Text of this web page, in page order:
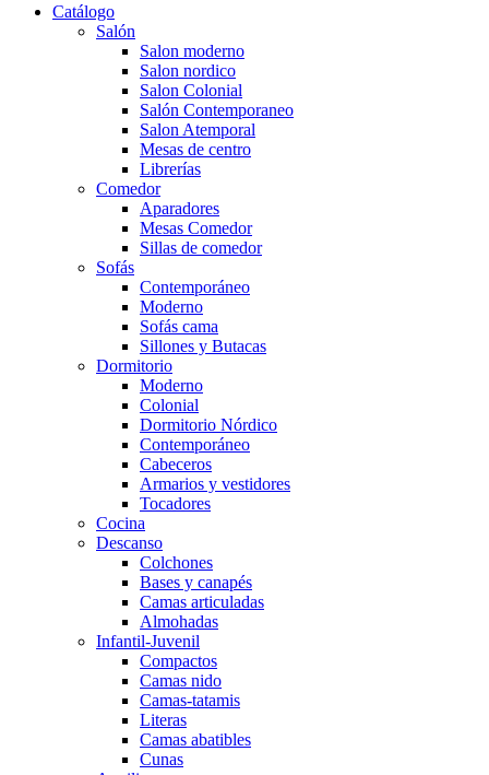
Catálogo
Salón
Salon moderno
Salon nordico
Salon Colonial
Salón Contemporaneo
Salon Atemporal
Mesas de centro
Librerías
Comedor
Aparadores
Mesas Comedor
Sillas de comedor
Sofás
Contemporáneo
Moderno
Sofás cama
Sillones y Butacas
Dormitorio
Moderno
Colonial
Dormitorio Nórdico
Contemporáneo
Cabeceros
Armarios y vestidores
Tocadores
Cocina
Descanso
Colchones
Bases y canapés
Camas articuladas
Almohadas
Infantil-Juvenil
Compactos
Camas nido
Camas-tatamis
Literas
Camas abatibles
Cunas